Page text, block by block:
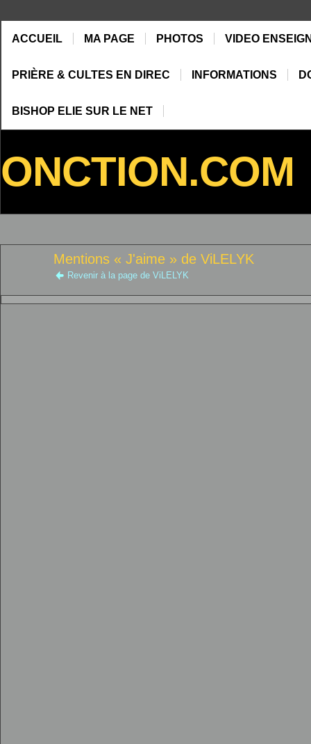
ACCUEIL MA PAGE PHOTOS VIDEO
PRIÈRE & CULTES EN DIREC INFORMATIONS
BISHOP ELIE SUR LE NET
ONCTION.COM
Mentions « J'aime » de ViLELYK
Revenir à la page de ViLELYK